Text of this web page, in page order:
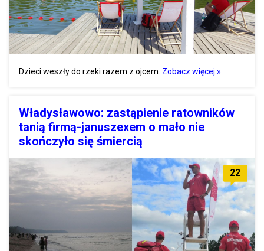
Dzieci weszły do rzeki razem z ojcem. Zobacz więcej »
Władysławowo: zastąpienie ratowników
tanią firmą-januszexem o mało nie
skończyło się śmiercią
22